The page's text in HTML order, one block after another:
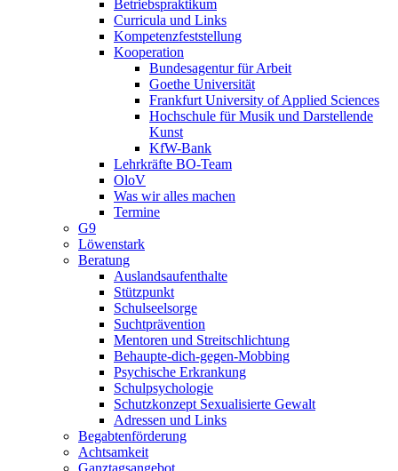
Betriebspraktikum
Curricula und Links
Kompetenzfeststellung
Kooperation
Bundesagentur für Arbeit
Goethe Universität
Frankfurt University of Applied Sciences
Hochschule für Musik und Darstellende
Kunst
KfW-Bank
Lehrkräfte BO-Team
OloV
Was wir alles machen
Termine
G9
Löwenstark
Beratung
Auslandsaufenthalte
Stützpunkt
Schulseelsorge
Suchtprävention
Mentoren und Streitschlichtung
Behaupte-dich-gegen-Mobbing
Psychische Erkrankung
Schulpsychologie
Schutzkonzept Sexualisierte Gewalt
Adressen und Links
Begabtenförderung
Achtsamkeit
Ganztagsangebot